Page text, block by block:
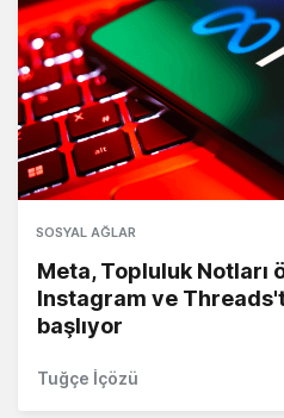
SOSYAL AĞLAR
Meta, Topluluk Notları
Instagram ve
başlıyor
Tuğçe İçözü